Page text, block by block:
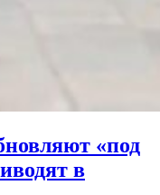
«под
в